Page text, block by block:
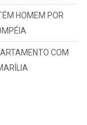
HOMEM POR
COM